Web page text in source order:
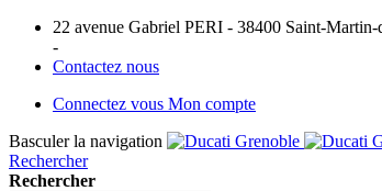
22 avenue Gabriel PERI - 38400 Saint-Martin-
-
Contactez nous
Connectez vous Mon compte
Basculer la navigation
Rechercher
Rechercher